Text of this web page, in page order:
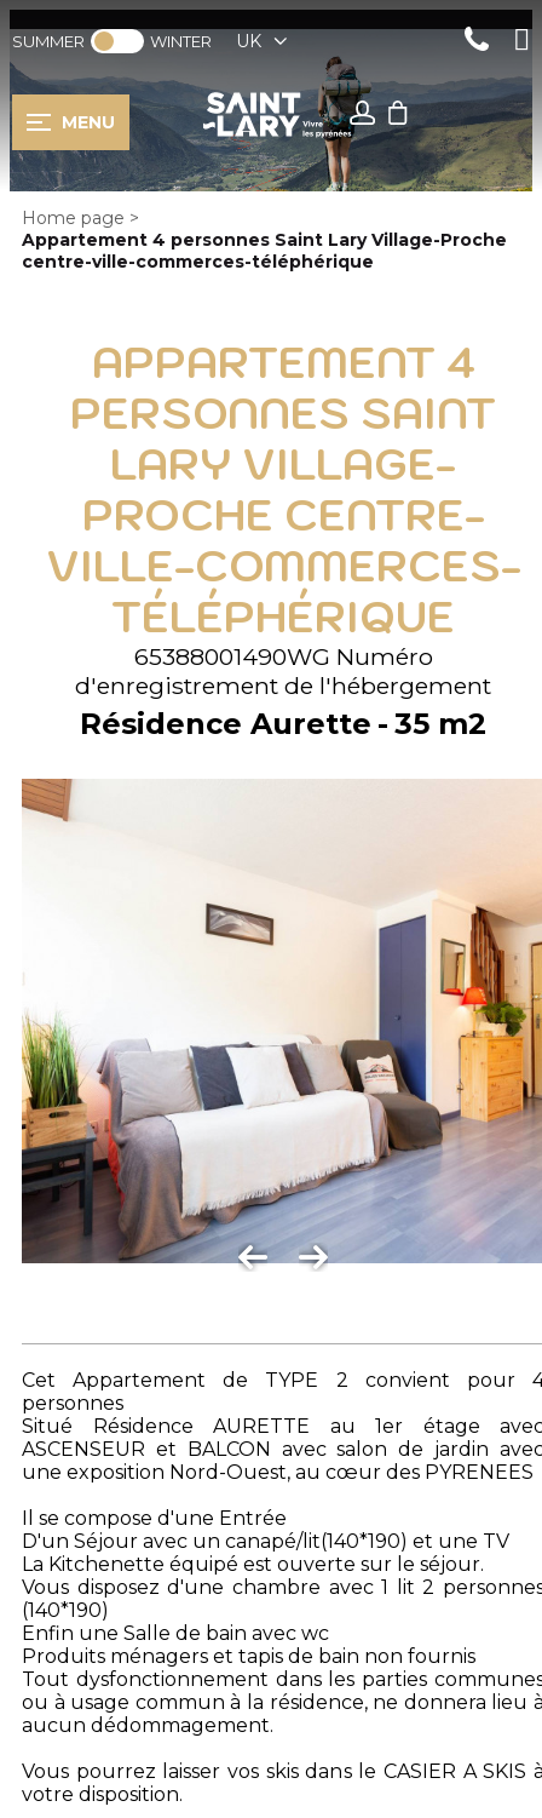
SUMMER WINTER UK
MENU
Home page >
Appartement 4 personnes Saint Lary Village-Proche
centre-ville-commerces-téléphérique
APPARTEMENT 4
PERSONNES SAINT
LARY VILLAGE-
PROCHE CENTRE-
VILLE-COMMERCES-
TÉLÉPHÉRIQUE
65388001490WG Numéro
d'enregistrement de l'hébergement
Résidence Aurette 35 m2
Cet Appartement de TYPE 2 convient pour
personnes
Situé Résidence AURETTE au 1er étage
ASCENSEUR et BALCON avec salon de jardin
une exposition Nord-Ouest, au cœur des PYRENEES
Il se compose d'une Entrée
D'un Séjour avec un canapé/lit(140*190) et une TV
La Kitchenette équipé est ouverte sur le séjour.
Vous disposez d'une chambre avec 1 lit 2
(140*190)
Enfin une Salle de bain avec wc
Produits ménagers et tapis de bain non fournis
Tout dysfonctionnement dans les parties
ou à usage commun à la résidence, ne donnera lieu
aucun dédommagement.
Vous pourrez laisser vos skis dans le CASIER A SKIS
votre disposition.